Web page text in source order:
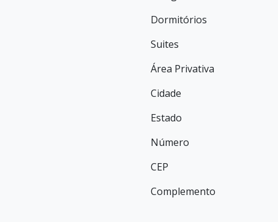
Dormitórios
Suites
Área Privativa
Cidade
Estado
Número
CEP
Complemento